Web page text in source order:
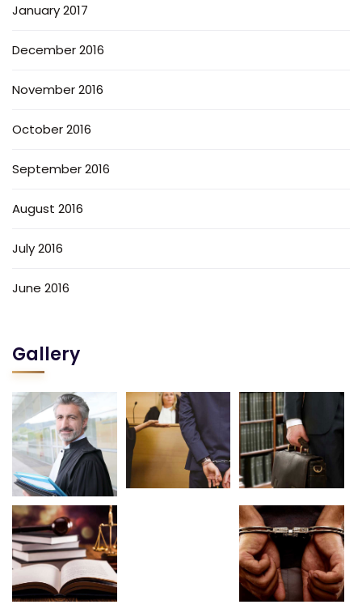
January 2017
December 2016
November 2016
October 2016
September 2016
August 2016
July 2016
June 2016
Gallery